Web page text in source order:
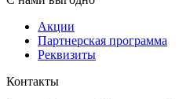
Акции
Партнерская программа
Реквизиты
Контакты